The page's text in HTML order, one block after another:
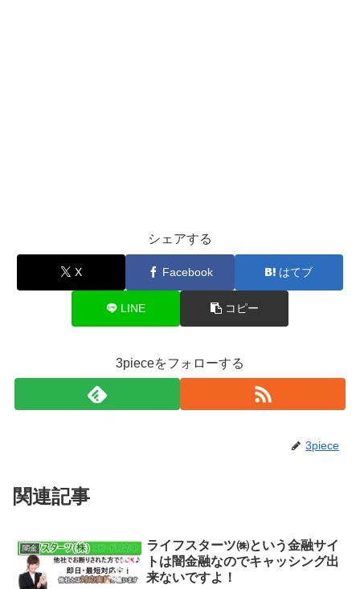
シェアする
X Facebook はてブ
LINE コピー
3pieceをフォローする
3piece
関連記事
闇金
ライフスターツ㈱という金融サイ
トは闇金融なのでキャッシング出
来ないですよ！